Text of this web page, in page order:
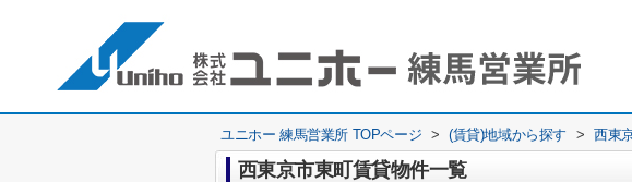
ユニホー 練馬営業所 TOPページ > (賃貸)地域から探す > 西東
西東京市東町賃貸物件一覧